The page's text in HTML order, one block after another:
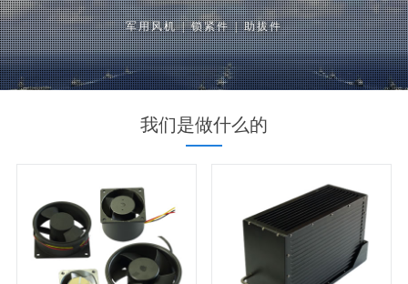
军用风机 | 锁紧件 | 助拔件
我们是做什么的